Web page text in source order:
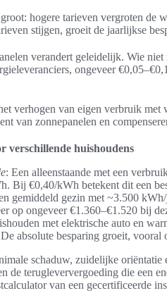
hogere tarieven vergroten de
stijgen, groeit de jaarlijkse
verandert geleidelijk. Wie
ongeveer
verhogen van eigen verbruik
van zonnepanelen en
verschillende huishoudens
: Een alleenstaande met een
Bij €0,40/kWh betekent dit een
gemiddeld gezin met ~3.500
op ongeveer €1.360–€1.520 bij
met elektrische auto en
absolute besparing groeit,
schaduw, zuidelijke
de terugleververgoeding die een
van een gecertificeerde